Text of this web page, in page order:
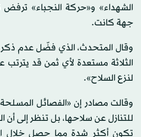
الشهداء» و«حركة النجباء»
جهة كانت.
وقال المتحدث، الذي فضّل عدم ذكر
الثلاثة مستعدة لأي ثمن قد
لنزع السلاح».
وقالت مصادر إن «الفصائل
للتنازل عن سلاحها، بل تنظر إلى أن
تكون أكثر شدة مما حصل خلال